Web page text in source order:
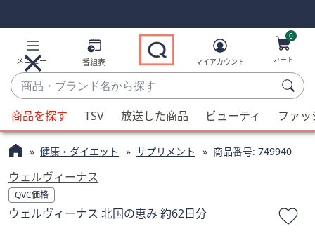
Links
Links2
メニュー 番組表
商
品・
ブ
ラ
ン
名
か
ら
候
補
が
利
用
可
能
マイアカウント
0
カート
商品を探す TSV 放送した商品 ビューティ ファ
健康・ダイエット サプリメント 商品番号: 749940
ウェルヴィーナス
QVC価格
ウェルヴィーナス 北国の恵み 約62日分